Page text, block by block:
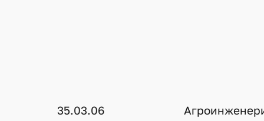
35.03.06